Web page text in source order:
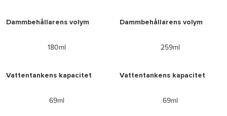
Dammbehållarens volym Dammbehållarens volym
Vattentankens kapacitet Vattentankens kapacitet
180ml
69ml
259ml
69ml